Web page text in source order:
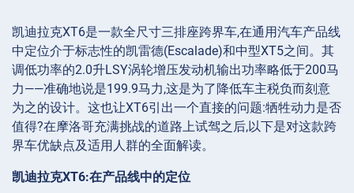
凯迪拉克XT6是一款全尺寸三排座跨界车,在通用汽车产品线
中定位介于标志性的凯雷德(Escalade)和中型XT5之间。其
调低功率的2.0升LSY涡轮增压发动机输出功率略低于200马
力——准确地说是199.9马力,这是为了降低车主税负而刻意
为之的设计。这也让XT6引出一个直接的问题:牺牲动力是否
值得?在摩洛哥充满挑战的道路上试驾之后,以下是对这款跨
界车优缺点及适用人群的全面解读。
凯迪拉克XT6:在产品线中的定位